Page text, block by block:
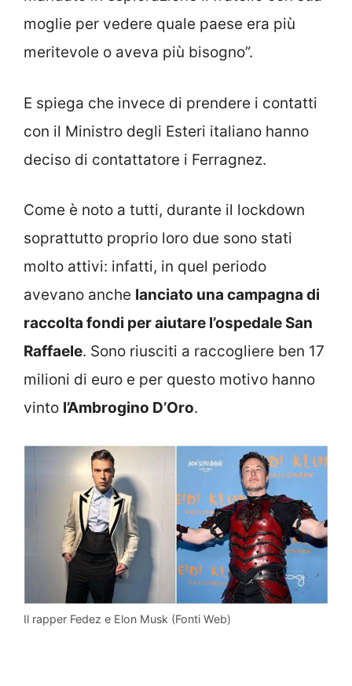
moglie per vedere quale paese era più
meritevole o aveva più bisogno”.
E spiega che invece di prendere i contatti
con il Ministro degli Esteri italiano hanno
deciso di contattatore i Ferragnez.
Come è noto a tutti, durante il lockdown
soprattutto proprio loro due sono stati
molto attivi: infatti, in quel periodo
avevano anche lanciato una campagna di
raccolta fondi per aiutare l’ospedale San
Raffaele. Sono riusciti a raccogliere ben 17
milioni di euro e per questo motivo hanno
vinto l’Ambrogino D’Oro.
Il rapper Fedez e Elon Musk (Fonti Web)